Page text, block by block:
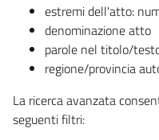
estremi dell'atto:
denominazione atto
parole nel titolo/
regione/provincia
La ricerca avanzata
seguenti filtri: